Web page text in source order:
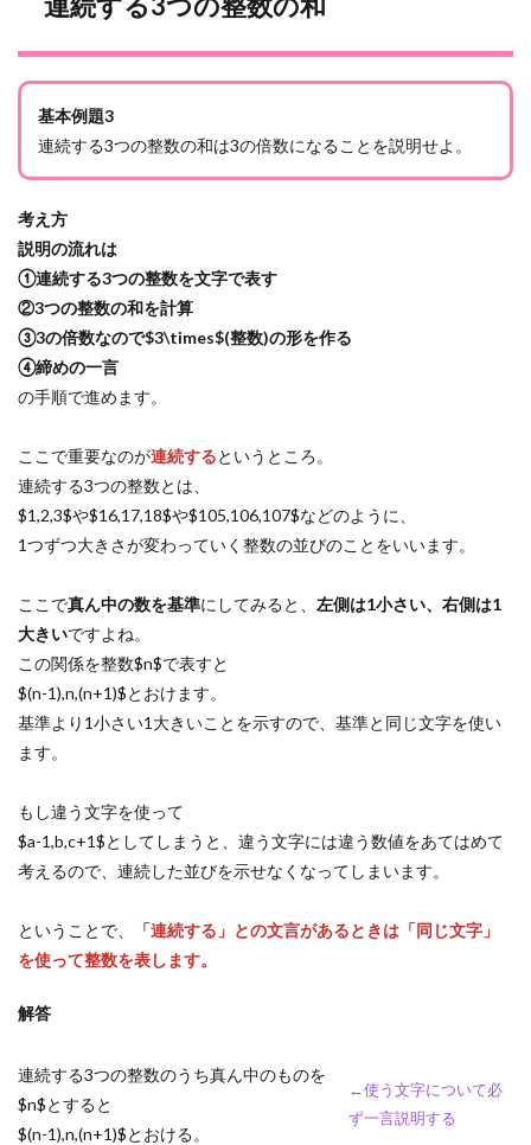
基本例題3
連続する3つの整数の和は3の倍数になることを説明せよ。
考え方
説明の流れは
①連続する3つの整数を文字で表す
②3つの整数の和を計算
③3の倍数なので$3\times$(整数)の形を作る
④締めの一言
の手順で進めます。
ここで重要なのが連続するというところ。
連続する3つの整数とは、
$1,2,3$や$16,17,18$や$105,106,107$などのように、
1つずつ大きさが変わっていく整数の並びのことをいいます。
ここで真ん中の数を基準にしてみると、 左側は1小さい、右側は1
大きいですよね。
この関係を整数$n$で表すと
$(n-1),n,(n+1)$とおけます。
基準より1小さい1大きいことを示すので、基準と同じ文字を使い
ます。
もし違う文字を使って
$a-1,b,c+1$としてしまうと、違う文字には違う数値をあてはめて
考えるので、連続した並びを示せなくなってしまいます。
ということで、
「連続する」との文言があるときは「同じ文字」
を使って整数を表します。
解答
連続する3つの整数のうち真ん中のものを
$n$とすると
$(n-1),n,(n+1)$とおける。
←使う文字について必
ず一言説明する